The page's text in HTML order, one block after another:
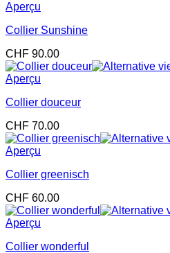
Aperçu
Collier Sunshine
CHF 90.00
Aperçu
Collier douceur
CHF 70.00
Aperçu
Collier greenisch
CHF 60.00
Aperçu
Collier wonderful